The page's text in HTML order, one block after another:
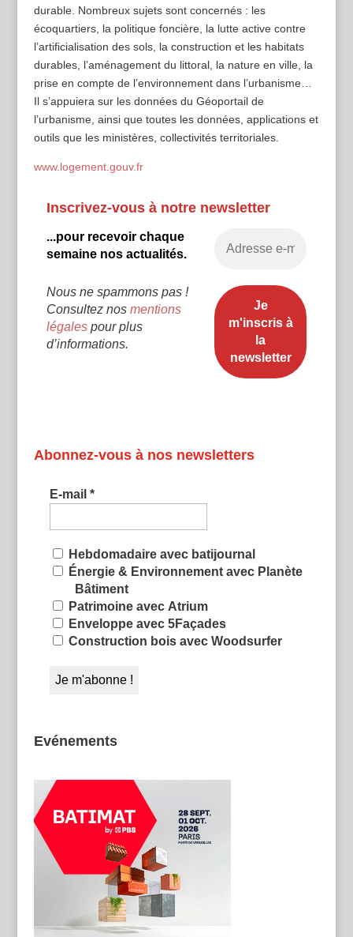
durable. Nombreux sujets sont concernés : les
écoquartiers, la politique foncière, la lutte active contre
l’artificialisation des sols, la construction et les habitats
durables, l’aménagement du littoral, la nature en ville, la
prise en compte de l’environnement dans l’urbanisme…
Il s’appuiera sur les données du Géoportail de
l’urbanisme, ainsi que toutes les données, applications et
outils que les ministères, collectivités territoriales.
www.logement.gouv.fr
Inscrivez-vous à notre newsletter
...pour recevoir chaque
semaine nos actualités.
Nous ne spammons pas !
Consultez nos mentions
légalespour plus
d’informations.
Abonnez-vous à nos newsletters
E-mail *
Hebdomadaire avec batijournal
Énergie & Environnement avec Planète
Bâtiment
Patrimoine avec Atrium
Enveloppe avec 5Façades
Construction bois avec Woodsurfer
Evénements